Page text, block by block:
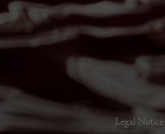
Legal Notice